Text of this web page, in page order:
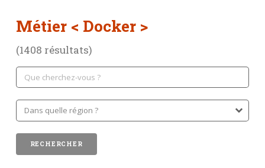
Métier < Docker >
(1408 résultats)